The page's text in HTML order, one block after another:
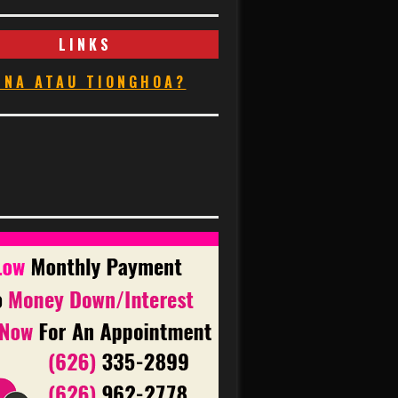
LINKS
ATAU TIONGHOA?